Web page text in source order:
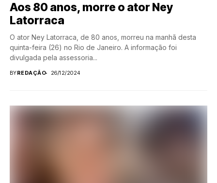
Aos 80 anos, morre o ator Ney
Latorraca
O ator Ney Latorraca, de 80 anos, morreu na manhã desta
quinta-feira (26) no Rio de Janeiro. A informação foi
divulgada pela assessoria...
BYREDAÇÃO 26/12/2024